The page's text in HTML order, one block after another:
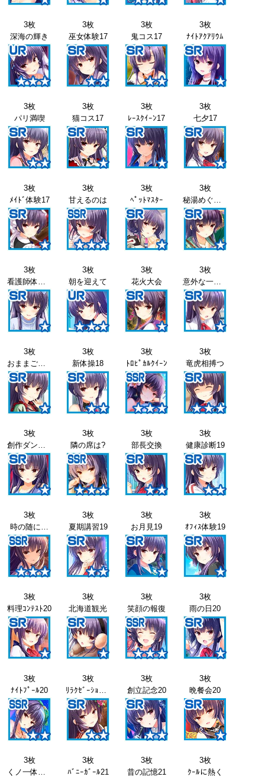
3枚
深海の輝き
3枚
巫女体験17
3枚
鬼コス17
3枚
ﾅｲﾄｱｸｱﾘｳﾑ
3枚
パリ満喫
3枚
猫コス17
3枚
ﾚｰｽｸｲｰﾝ17
3枚
七夕17
3枚
ﾒｲﾄﾞ体験17
3枚
甘えるのは
3枚
ﾍﾟｯﾄﾏｽﾀｰ
3枚
秘湯めぐり17
3枚
看護師体験17
3枚
朝を迎えて
3枚
花火大会
3枚
意外な一面18
3枚
おままごと18
3枚
新体操18
3枚
ﾄﾛﾋﾟｶﾙｸｲｰﾝ
3枚
竜虎相搏つ
3枚
創作ダンス18
3枚
隣の席は?
3枚
部長交換
3枚
健康診断19
3枚
時の随に…
3枚
夏期講習19
3枚
お月見19
3枚
ｵﾌｨｽ体験19
3枚
料理ｺﾝﾃｽﾄ20
3枚
北海道観光
3枚
笑顔の報復
3枚
雨の日20
3枚
ﾅｲﾄﾌﾟｰﾙ20
3枚
ﾘﾗｸｾﾞｰｼｮﾝ20
3枚
創立記念20
3枚
晩餐会20
3枚
くノ一体験21
3枚
ﾊﾞﾆｰｶﾞｰﾙ21
3枚
昔の記憶21
3枚
ｸｰﾙに熱く